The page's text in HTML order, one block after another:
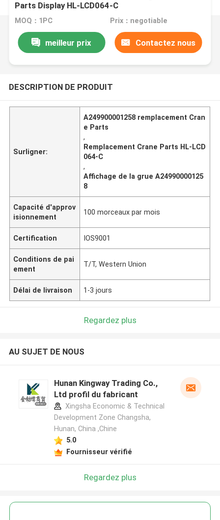
Parts Display HL-LCD064-C
MOQ：1PC Prix：negotiable
meilleur prix Contactez nous
DESCRIPTION DE PRODUIT
Surligner:
A249900001258 remplacement Cran
e Parts
,
Remplacement Crane Parts HL-LCD
064-C
,
Affichage de la grue A24990000125
8
Capacité d'approv
isionnement
100 morceaux par mois
Certification IOS9001
Conditions de pai
ement
T/T, Western Union
Délai de livraison 1-3 jours
Regardez plus
AU SUJET DE NOUS
Hunan Kingway Trading Co.,
Ltd profil du fabricant
Xingsha Economic & Technical
Development Zone Changsha,
Hunan, China ,Chine
5.0
Fournisseur vérifié
Regardez plus